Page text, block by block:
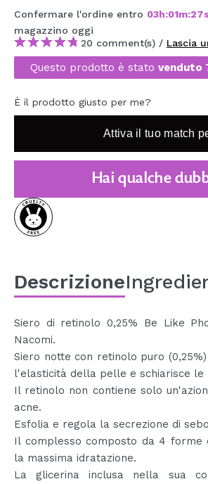
MAQUIFARMA
KOREA ZONE
TRAVEL SIZE
NATURE
SPECIALE
SONO TORNATI!
PROSSIMAMENTE
Confermare l'ordine entro 03h:01m:26s
magazzino oggi
20 comment(s) / Lascia
Questo prodotto è stato venduto
È il prodotto giusto per me?
Attiva il tuo match
Hai qualche
Descrizione
Siero di retinolo 0,25% Be Like
Nacomi.
Siero notte con retinolo puro
l'elasticità della pelle e schiarisce le
Il retinolo non contiene solo
acne.
Esfolia e regola la secrezione di
Il complesso composto da 4 forme
la massima idratazione.
La glicerina inclusa nella sua